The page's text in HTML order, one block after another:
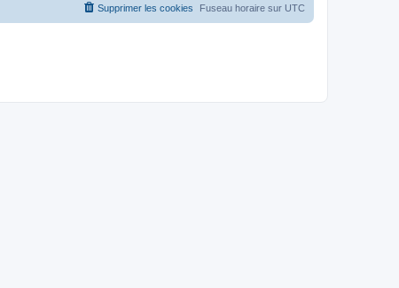
Fuseau horaire sur UTC
Supprimer les cookies